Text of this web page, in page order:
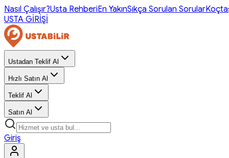
Nasıl Çalışır?Usta RehberiEn YakınSıkça Sorulan Sorular
USTA GİRİŞİ
Ustadan Teklif Al
Hızlı Satın Al
Teklif Al
Satın Al
Giriş